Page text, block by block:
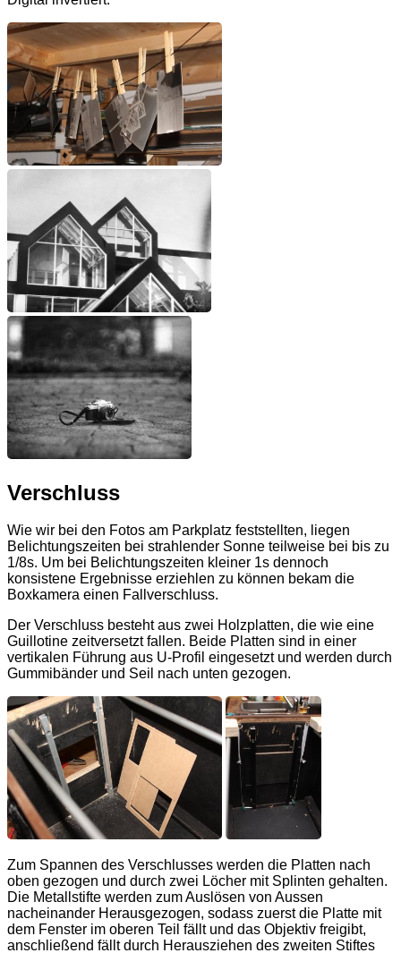
Verschluss
Wie wir bei den Fotos am Parkplatz feststellten, liegen
Belichtungszeiten bei strahlender Sonne teilweise bei bis zu
1/8s. Um bei Belichtungszeiten kleiner 1s dennoch
konsistene Ergebnisse erziehlen zu können bekam die
Boxkamera einen Fallverschluss.
Der Verschluss besteht aus zwei Holzplatten, die wie eine
Guillotine zeitversetzt fallen. Beide Platten sind in einer
vertikalen Führung aus U-Profil eingesetzt und werden durch
Gummibänder und Seil nach unten gezogen.
Zum Spannen des Verschlusses werden die Platten nach
oben gezogen und durch zwei Löcher mit Splinten gehalten.
Die Metallstifte werden zum Auslösen von Aussen
nacheinander Herausgezogen, sodass zuerst die Platte mit
dem Fenster im oberen Teil fällt und das Objektiv freigibt,
anschließend fällt durch Herausziehen des zweiten Stiftes